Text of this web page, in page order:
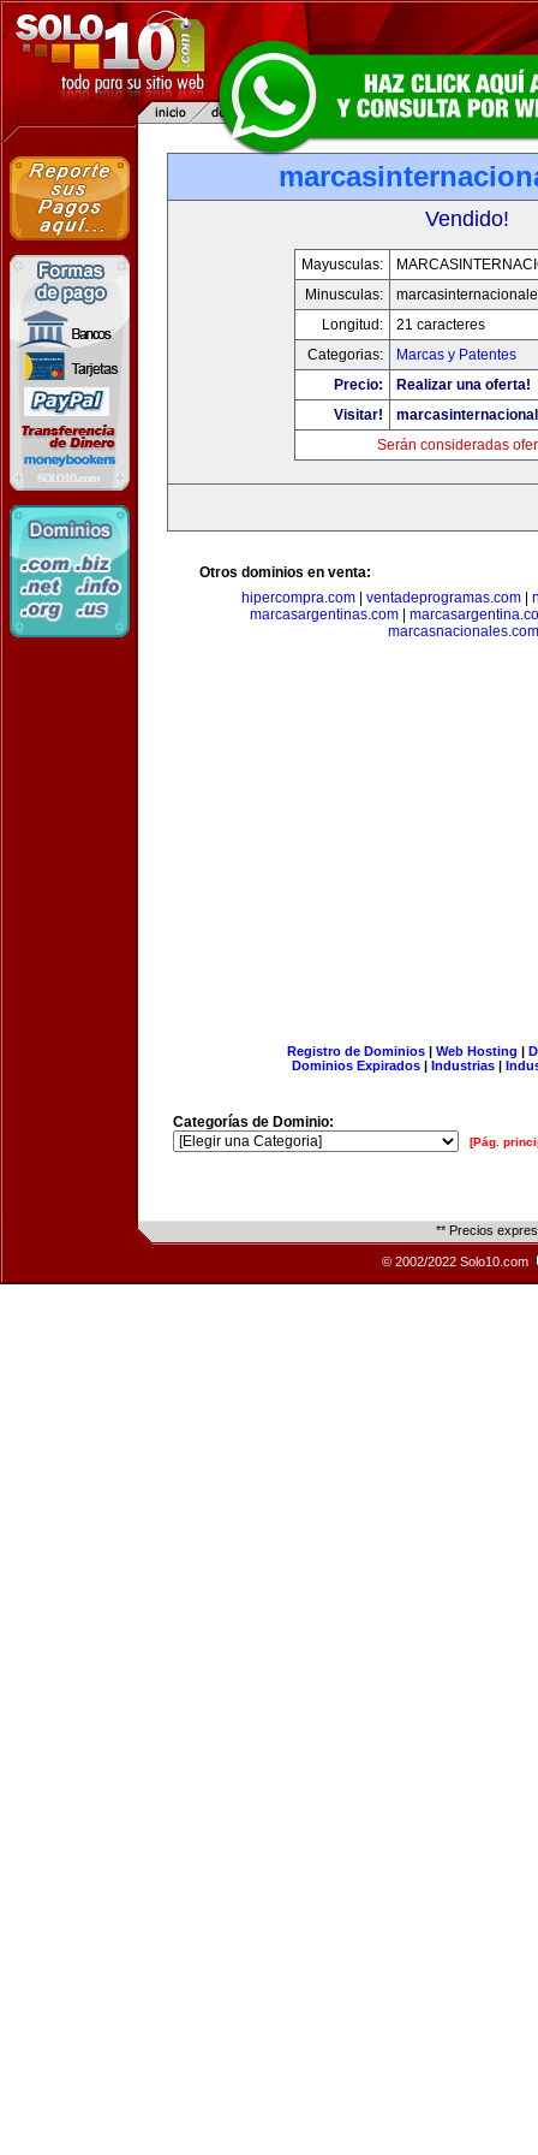
Vendido!
Mayusculas:
Minusculas:
Longitud:
21 caracteres
Categorias:
Marcas y Patentes
Precio:
Realizar una oferta!
Visitar!
Serán consideradas
Otros dominios en venta:
hipercompra.com
ventadeprogramas.com
marcasargentinas.com
marcasnacionales.com
Registro de Dominios| Web Hosting |
Dominios Expirados | Industrias |
Categorías de Dominio:
[Pág.
** Precios
© 2002/2022 Solo10.com